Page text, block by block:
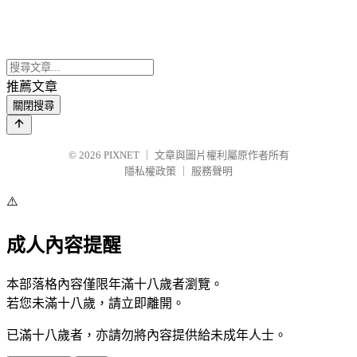
推薦文章
關閉搜尋
© 2026 PIXNET
文章與圖片權利屬原作者所有
隱私權政策
服務聲明
⚠️
成人內容提醒
本部落格內容僅限年滿十八歲者瀏覽。
若您未滿十八歲，請立即離開。
已滿十八歲者，亦請勿將內容提供給未成年人士。